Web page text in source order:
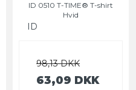
ID 0510 T-TIME® T-shirt
Hvid
ID
98,13 DKK
63,09 DKK